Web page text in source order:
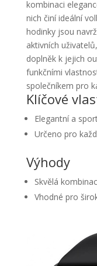
kombinaci
nich činí ideální
hodinky jsou
aktivních
doplněk k jejich
funkčními
společníkem pro
Klíčové
Elegantní a
Určeno pro
Výhody
Skvělá
Vhodné pro